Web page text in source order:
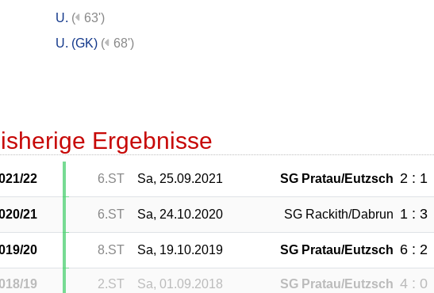
U. (
63')
U. (GK) ( 68')
Ergebnisse
22 6.ST Sa, 25.09.2021 SG Pratau/Eutzsch 2 : 1
21 6.ST Sa, 24.10.2020 SG Rackith/Dabrun 1 : 3
20 8.ST Sa, 19.10.2019 SG Pratau/Eutzsch 6 : 2
19 2.ST Sa, 01.09.2018 SG Pratau/Eutzsch 4 : 0